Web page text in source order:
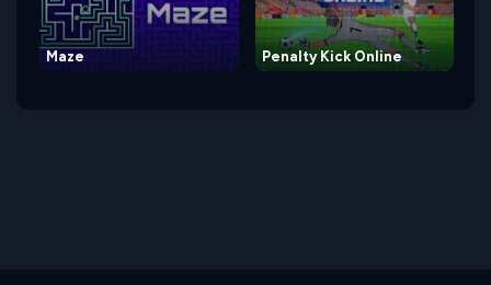
Maze Penalty Kick Online